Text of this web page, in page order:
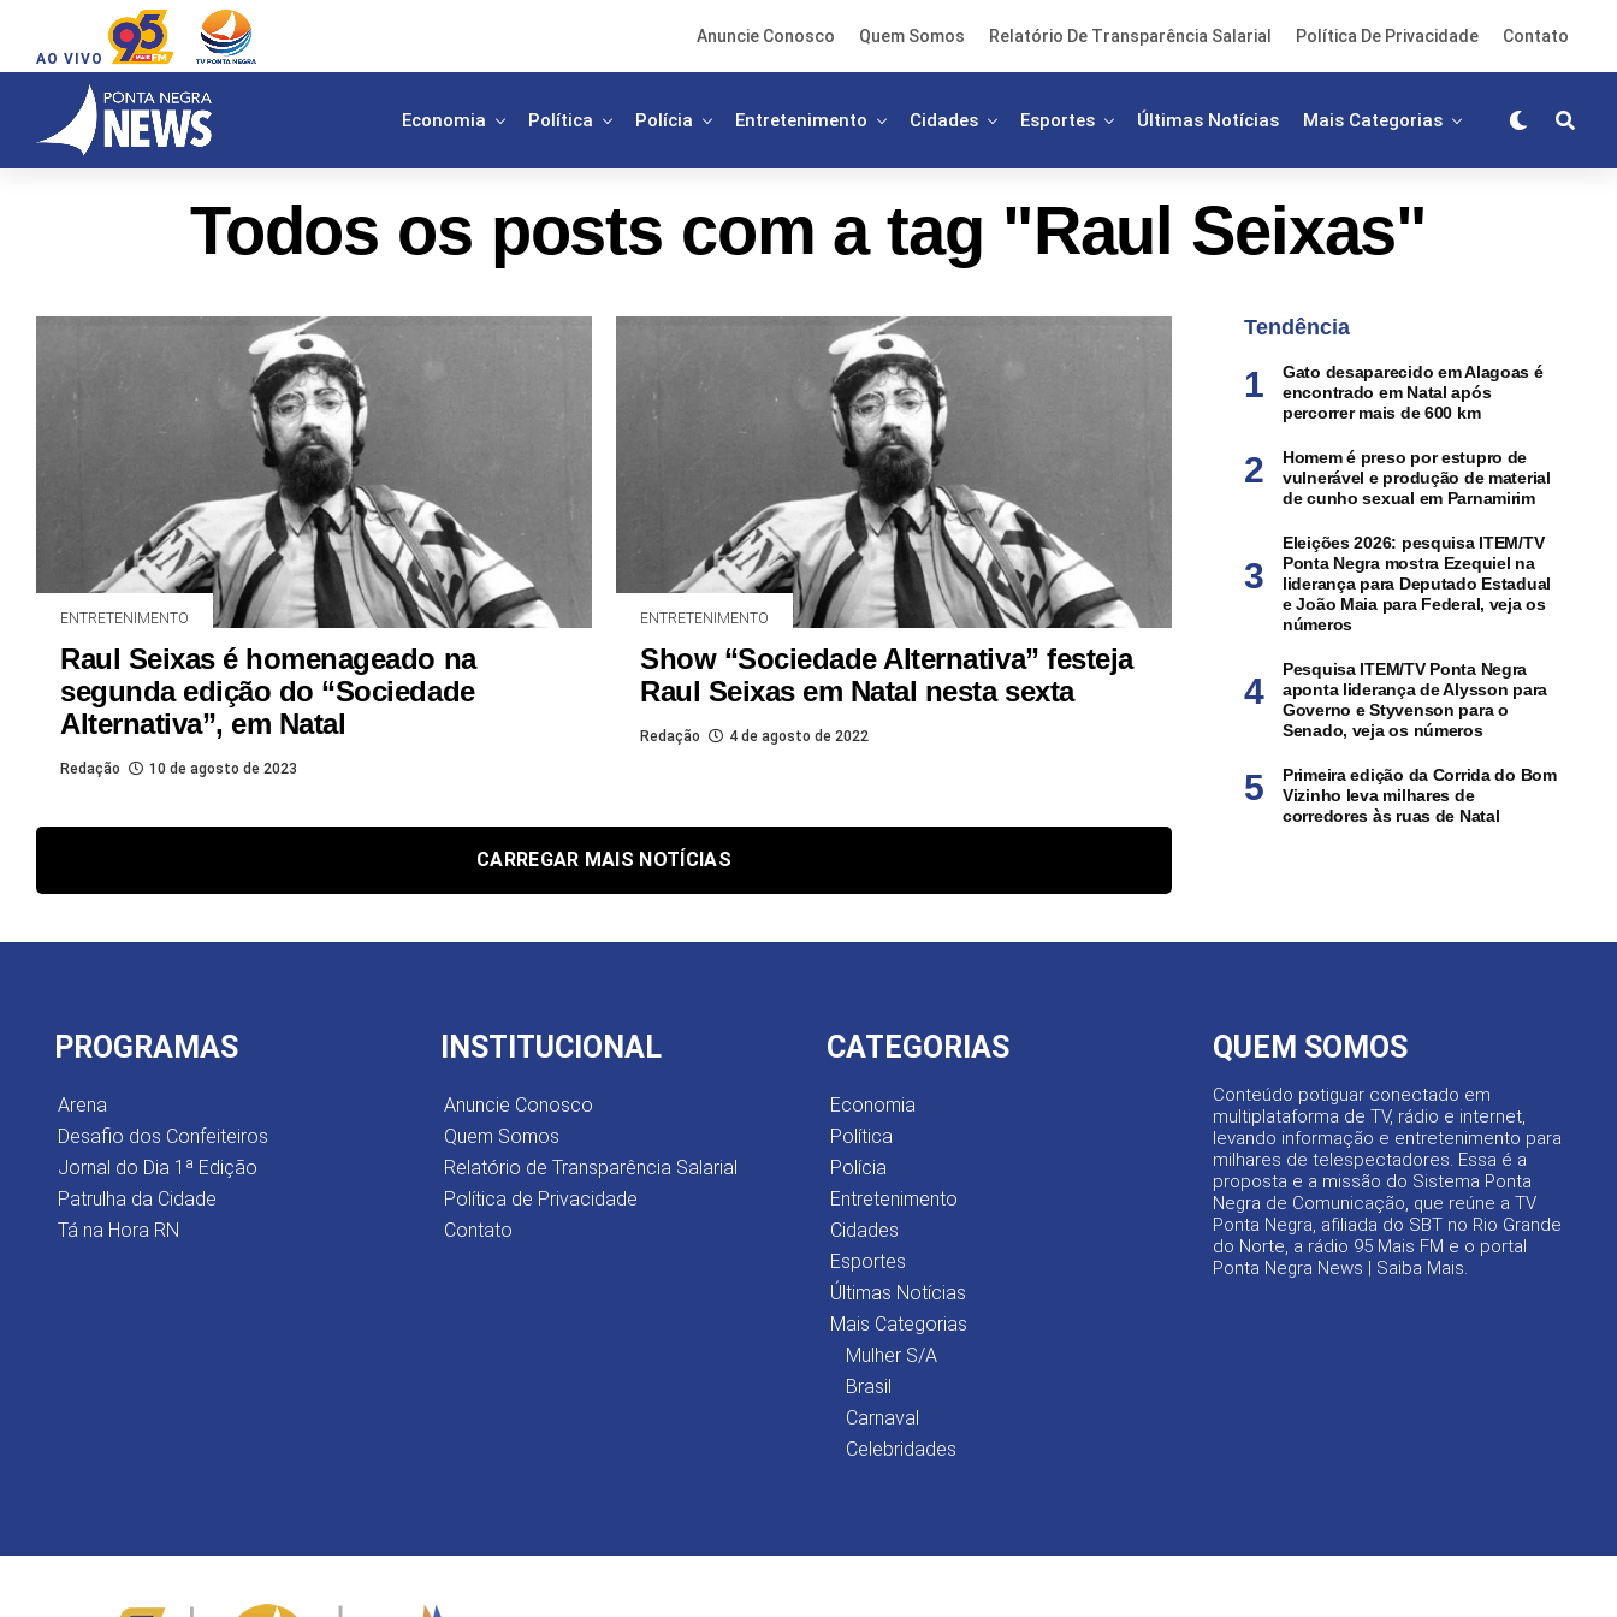
AO VIVO
Anuncie Conosco Quem Somos Relatório De Transparência Salarial Política De Privacidade Contato
Economia Política Polícia Entretenimento Cidades Esportes Últimas Notícias Mais Categorias
Todos os posts com a tag "Raul Seixas"
ENTRETENIMENTO
Raul Seixas é homenageado na
segunda edição do “Sociedade
Alternativa”, em Natal
Redação 10 de agosto de 2023
ENTRETENIMENTO
Show “Sociedade Alternativa” festeja
Raul Seixas em Natal nesta sexta
Redação 4 de agosto de 2022
CARREGAR MAIS NOTÍCIAS
Tendência
Gato desaparecido em Alagoas é
encontrado em Natal após
percorrer mais de 600 km
Homem é preso por estupro de
vulnerável e produção de material
de cunho sexual em Parnamirim
Eleições 2026: pesquisa ITEM/TV
Ponta Negra mostra Ezequiel na
liderança para Deputado Estadual
e João Maia para Federal, veja os
números
Pesquisa ITEM/TV Ponta Negra
aponta liderança de Alysson para
Governo e Styvenson para o
Senado, veja os números
Primeira edição da Corrida do Bom
Vizinho leva milhares de
corredores às ruas de Natal
PROGRAMAS
Arena
Desafio dos Confeiteiros
Jornal do Dia 1ª Edição
Patrulha da Cidade
Tá na Hora RN
INSTITUCIONAL
Anuncie Conosco
Quem Somos
Relatório de Transparência Salarial
Política de Privacidade
Contato
CATEGORIAS
Economia
Política
Polícia
Entretenimento
Cidades
Esportes
Últimas Notícias
Mais Categorias
Mulher S/A
Brasil
Carnaval
Celebridades
QUEM SOMOS
Conteúdo potiguar conectado em
multiplataforma de TV, rádio e internet,
levando informação e entretenimento para
milhares de telespectadores. Essa é a
proposta e a missão do Sistema Ponta
Negra de Comunicação, que reúne a TV
Ponta Negra, afiliada do SBT no Rio Grande
do Norte, a rádio 95 Mais FM e o portal
Ponta Negra News | Saiba Mais.